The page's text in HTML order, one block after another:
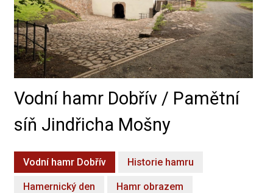
Vodní hamr Dobřív / Pamětní
síň Jindřicha Mošny
Vodní hamr Dobřív Historie hamru
Hamernický den Hamr obrazem